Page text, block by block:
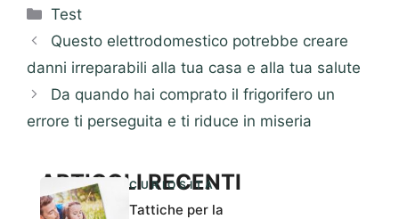
Categorie
Test
Questo elettrodomestico potrebbe creare
danni irreparabili alla tua casa e alla tua salute
Da quando hai comprato il frigorifero un
errore ti perseguita e ti riduce in miseria
ARTICOLI RECENTI
CURIOSITÀ
Tattiche per la